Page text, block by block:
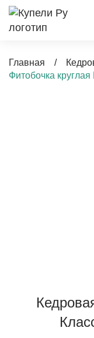
Главная /
Фитобочка